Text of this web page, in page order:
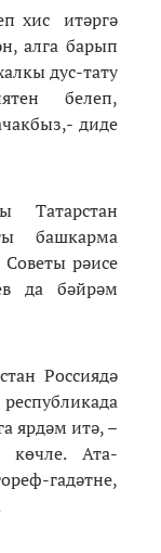
хис итәргә
алга барып
дус-тату
белеп,
диде
Татарстан
башкарма
рәисе
да бәйрәм
Россиядә
ярдәм итә, –
Ата-
гадәтне,